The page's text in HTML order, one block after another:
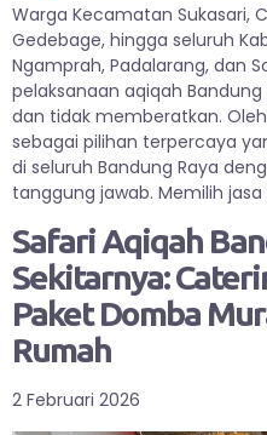
Warga Kecamatan Sukasari,
Gedebage, hingga seluruh
Ngamprah, Padalarang, dan
pelaksanaan aqiqah
dan tidak memberatkan.
sebagai pilihan terpercaya
di seluruh Bandung Raya
tanggung jawab. Memilih
Safari Aqiqah
Sekitarnya:
Paket Domba
Rumah
2 Februari 2026